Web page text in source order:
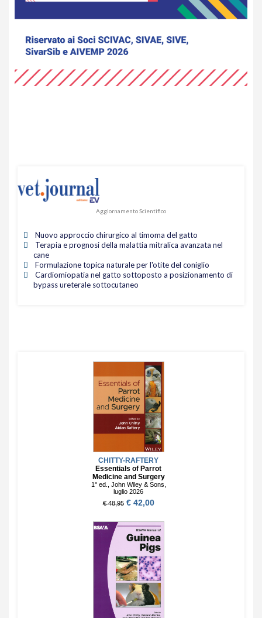
Aggiornamento Scientifico
Nuovo approccio chirurgico al timoma del gatto
Terapia e prognosi della malattia mitralica avanzata nel
cane
Formulazione topica naturale per l'otite del coniglio
Cardiomiopatia nel gatto sottoposto a posizionamento di
bypass ureterale sottocutaneo